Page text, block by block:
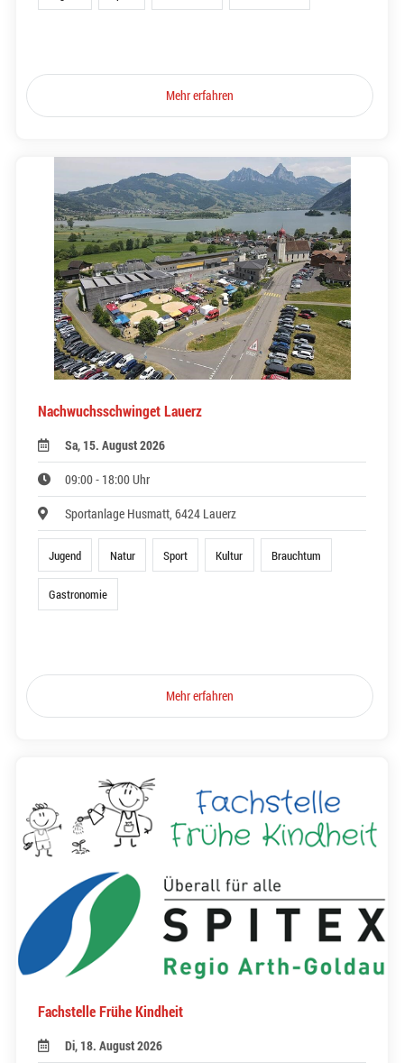
Mehr erfahren
Nachwuchsschwinget Lauerz
Sa, 15. August 2026
09:00 - 18:00 Uhr
Sportanlage Husmatt, 6424 Lauerz
Jugend Natur Sport Kultur Brauchtum
Gastronomie
Mehr erfahren
Fachstelle Frühe Kindheit
Di, 18. August 2026